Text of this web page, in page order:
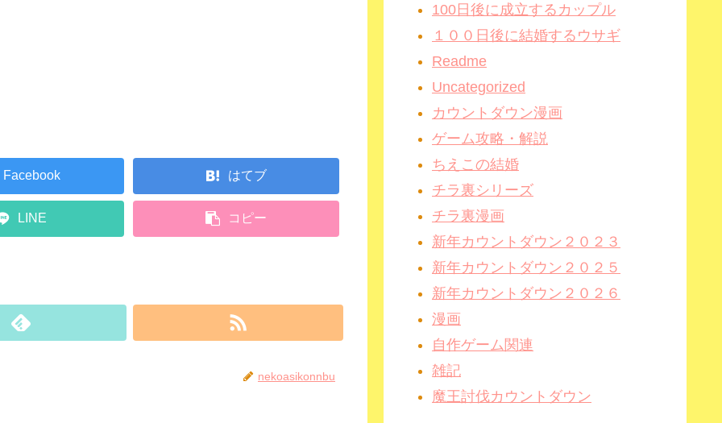
Facebook はてブ
LINE コピー
nekoasikonnbu
100日後に成立するカップル
１００日後に結婚するウサギ
Readme
Uncategorized
カウントダウン漫画
ゲーム攻略・解説
ちえこの結婚
チラ裏シリーズ
チラ裏漫画
新年カウントダウン２０２３
新年カウントダウン２０２５
新年カウントダウン２０２６
漫画
自作ゲーム関連
雑記
魔王討伐カウントダウン